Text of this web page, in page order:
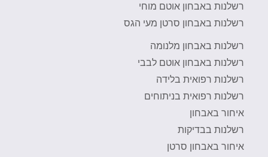
רשלנות באבחון אוטם מוחי
רשלנות באבחון סרטן מעי הגס
רשלנות באבחון מלנומה
רשלנות באבחון אוטם לבבי
רשלנות רפואית בלידה
רשלנות רפואית בניתוחים
איחור באבחון
רשלנות בבדיקות
איחור באבחון סרטן